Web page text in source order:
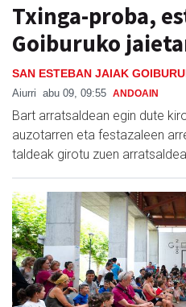
Txinga-proba,
Goiburuko
SAN ESTEBAN JAIAK
Aiurri abu 09, 09:55 ANDOAIN
Bart arratsaldean egin dute
auzotarren eta festazaleen
taldeak girotu zuen arratsaldea.